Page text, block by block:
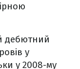
дебютний
у
у 2008-му